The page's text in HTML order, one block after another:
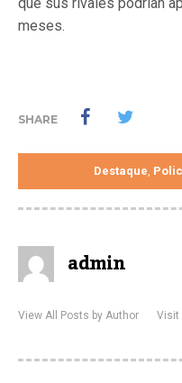
que sus rivales podrían
meses.
SHARE
Destaque,
admin
View All Posts by Author Visit